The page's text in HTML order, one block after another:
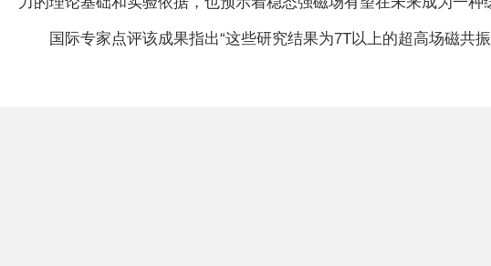
国际专家点评该成果指出“这些研究结果为7T以上的超高场磁共